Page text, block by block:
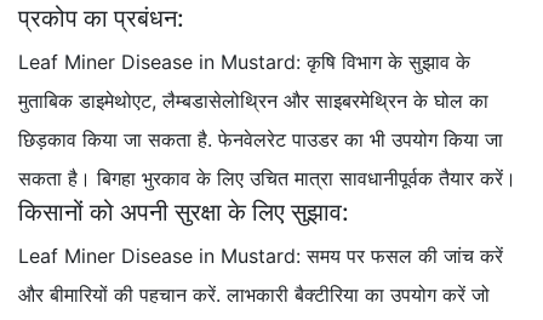
प्रकोप का प्रबंधन:
Leaf Miner Disease in Mustard: कृषि विभाग के सुझाव के
मुताबिक डाइमेथोएट, लैम्बडासेलोथ्रिन और साइबरमेथ्रिन के घोल का
छिड़काव किया जा सकता है. फेनवेलरेट पाउडर का भी उपयोग किया जा
सकता है। बिगहा भुरकाव के लिए उचित मात्रा सावधानीपूर्वक तैयार करें।
किसानों को अपनी सुरक्षा के लिए सुझाव:
Leaf Miner Disease in Mustard: समय पर फसल की जांच करें
और बीमारियों की पहचान करें. लाभकारी बैक्टीरिया का उपयोग करें जो